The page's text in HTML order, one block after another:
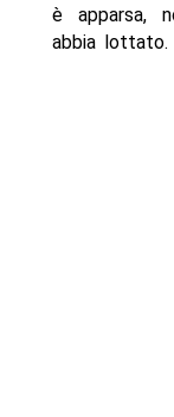
è apparsa,
abbia